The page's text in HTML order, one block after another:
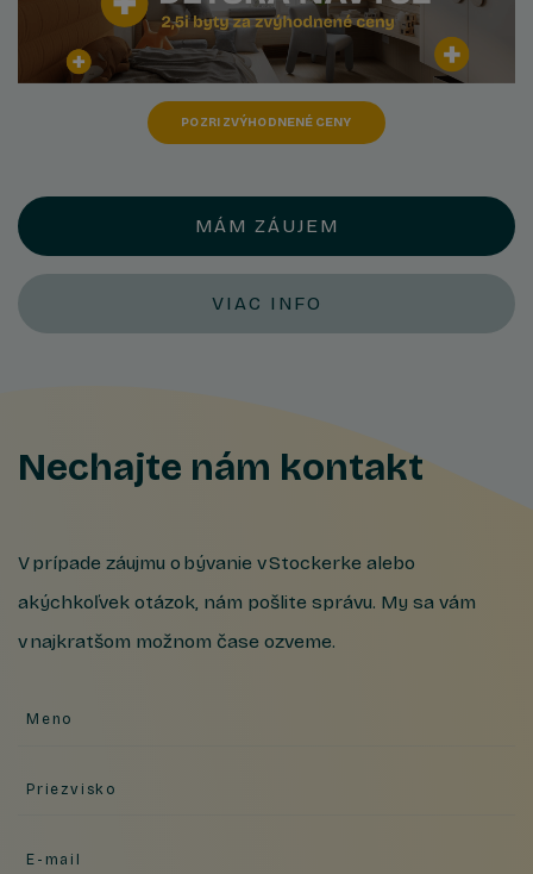
POZRI ZVÝHODNENÉ CENY
MÁM ZÁUJEM
VIAC INFO
Nechajte nám kontakt
V prípade záujmu o bývanie v Stockerke alebo
akýchkoľvek otázok, nám pošlite správu. My sa vám
v najkratšom možnom čase ozveme.
Meno
Priezvisko
E-mail